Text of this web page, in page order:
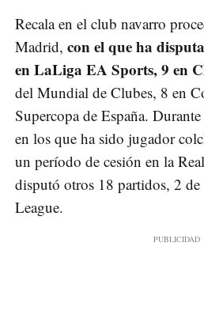
Recala en el club navarro
Madrid, con el que ha
en LaLiga EA Sports, 9 en
del Mundial de Clubes, 8 en
Supercopa de España.
en los que ha sido jugador
un período de cesión en la
disputó otros 18 partidos, 2
League.